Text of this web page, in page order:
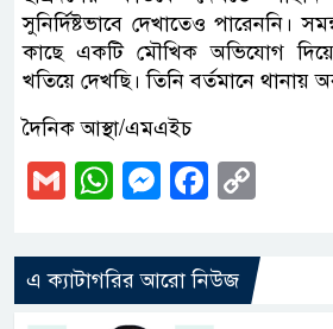
সুনির্দিষ্টভাবে দেখাতেও পারেননি।
কাছে একটি মৌখিক অভিযোগ
খতিয়ে দেখছি। তিনি বর্তমানে থানায়
দৈনিক আস্থা/এমএইচ
GmailWhatsApp
Messenger
এ ক্যাটাগরির আরো নিউজ